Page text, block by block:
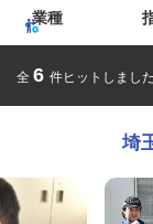
業種
全 6 件ヒットしました
埼